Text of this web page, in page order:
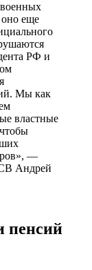
оно еще
РФ и
Мы как
властные
—
Андрей
пенсий